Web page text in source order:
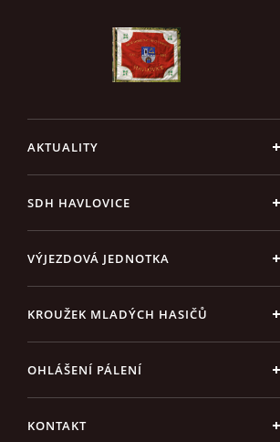
AKTUALITY
SDH HAVLOVICE
VÝJEZDOVÁ JEDNOTKA
KROUŽEK MLADÝCH HASIČŮ
OHLÁŠENÍ PÁLENÍ
KONTAKT